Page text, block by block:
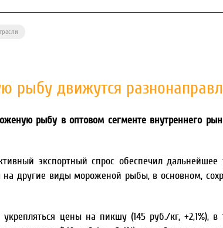
рыбу движутся
рыбу в оптовом сегменте внутреннего
экспортный спрос обеспечил
на другие виды мороженой рыбы, в основном,
цены на пикшу (145 руб./кг, +2,1%),